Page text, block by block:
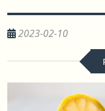
2023-02-10